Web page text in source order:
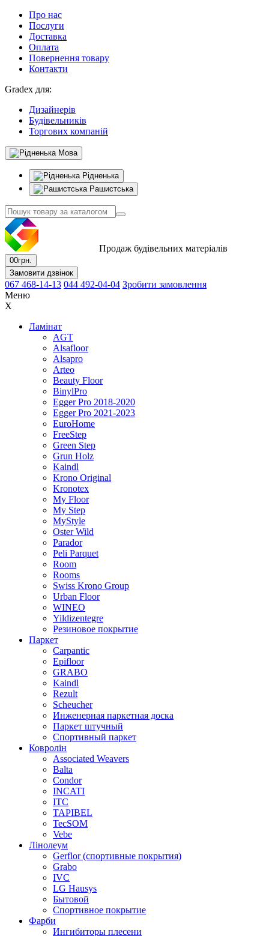
Про нас
Послуги
Доставка
Оплата
Повернення товару
Контакти
Gradex для:
Дизайнерів
Будівельників
Торгових компаній
Мова
Рідненька
Рашистська
Продаж будівельних матеріалів
00грн.
Замовити дзвінок
067 468-14-13 044 492-04-04 Зробити замовлення
Меню
X
Ламінат
AGT
Alsafloor
Alsapro
Arteo
Beauty Floor
BinylPro
Egger Pro 2018-2020
Egger Pro 2021-2023
EuroHome
FreeStep
Green Step
Grun Holz
Kaindl
Krono Original
Kronotex
My Floor
My Step
MyStyle
Oster Wild
Parador
Peli Parquet
Room
Rooms
Swiss Krono Group
Urban Floor
WINEO
Yildizentegre
Резиновое покрытие
Паркет
Carpantic
Epifloor
GRABO
Kaindl
Rezult
Scheucher
Инженерная паркетная доска
Паркет штучный
Спортивный паркет
Ковролін
Associated Weavers
Balta
Condor
INCATI
ITC
TAPIBEL
TecSOM
Vebe
Лінолеум
Gerflor (спортивные покрытия)
Grabo
IVC
LG Hausys
Бытовой
Спортивное покрытие
Фарби
Ингибиторы плесени